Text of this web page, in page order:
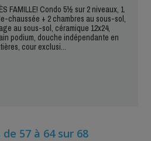
FAMILLE! Condo 5½ sur 2 niveaux, 1
chaussée + 2 chambres au sous-sol,
au sous-sol, céramique 12x24,
podium, douche indépendante en
cour exclusi...
57 à 64 sur 68